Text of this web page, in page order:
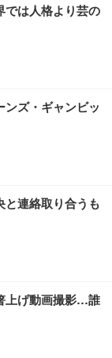
では人格より芸の
ズ・ギャンビッ
連絡取り合うも
上げ動画撮影…誰